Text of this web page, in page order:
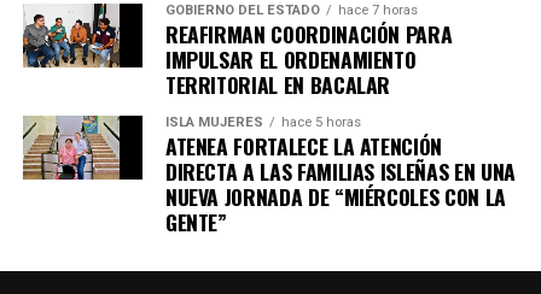
Unirme al canal de WhatsApp
GOBIERNO DEL ESTADO hace 7 horas
REAFIRMAN COORDINACIÓN PARA
IMPULSAR EL ORDENAMIENTO
TERRITORIAL EN BACALAR
ISLA MUJERES hace 5 horas
ATENEA FORTALECE LA ATENCIÓN
DIRECTA A LAS FAMILIAS ISLEÑAS EN UNA
NUEVA JORNADA DE “MIÉRCOLES CON LA
GENTE”